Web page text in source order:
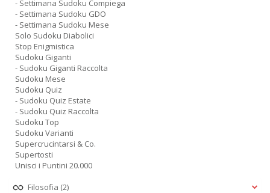
- Settimana Sudoku Compiega
- Settimana Sudoku GDO
- Settimana Sudoku Mese
Solo Sudoku Diabolici
Stop Enigmistica
Sudoku Giganti
- Sudoku Giganti Raccolta
Sudoku Mese
Sudoku Quiz
- Sudoku Quiz Estate
- Sudoku Quiz Raccolta
Sudoku Top
Sudoku Varianti
Supercrucintarsi & Co.
Supertosti
Unisci i Puntini 20.000
Filosofia (2)